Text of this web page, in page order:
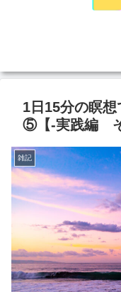
1日15分の瞑
⑤【-実践編 そ
雑記